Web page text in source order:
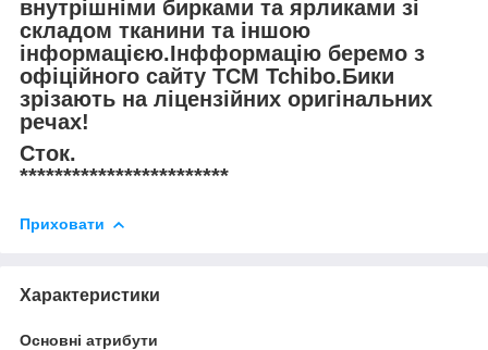
внутрішніми бирками та ярликами зі
складом тканини та іншою
інформацією.Інфформацію беремо з
офіційного сайту TCM Tchibo.Бики
зрізають на ліцензійних оригінальних
речах!
Сток.
************************
Приховати
Характеристики
Основні атрибути